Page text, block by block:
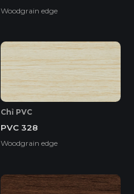
Woodgrain edge
Chỉ PVC
PVC 328
Woodgrain edge